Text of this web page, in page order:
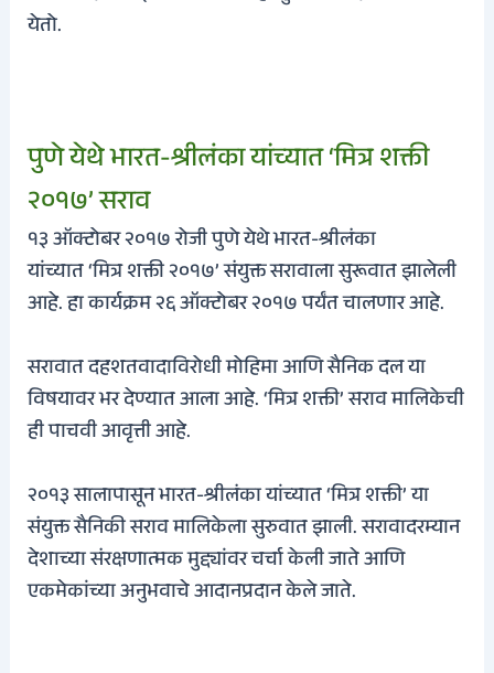
येतो.
पुणे येथे भारत-श्रीलंका यांच्यात ‘मित्र शक्ती
२०१७’ सराव
१३ ऑक्टोबर २०१७ रोजी पुणे येथे भारत-श्रीलंका
यांच्यात ‘मित्र शक्ती २०१७’ संयुक्त सरावाला सुरूवात झालेली
आहे. हा कार्यक्रम २६ ऑक्टोबर २०१७ पर्यंत चालणार आहे.
सरावात दहशतवादाविरोधी मोहिमा आणि सैनिक दल या
विषयावर भर देण्यात आला आहे. ‘मित्र शक्ती’ सराव मालिकेची
ही पाचवी आवृत्ती आहे.
२०१३ सालापासून भारत-श्रीलंका यांच्यात ‘मित्र शक्ती’ या
संयुक्त सैनिकी सराव मालिकेला सुरुवात झाली. सरावादरम्यान
देशाच्या संरक्षणात्मक मुद्द्यांवर चर्चा केली जाते आणि
एकमेकांच्या अनुभवाचे आदानप्रदान केले जाते.